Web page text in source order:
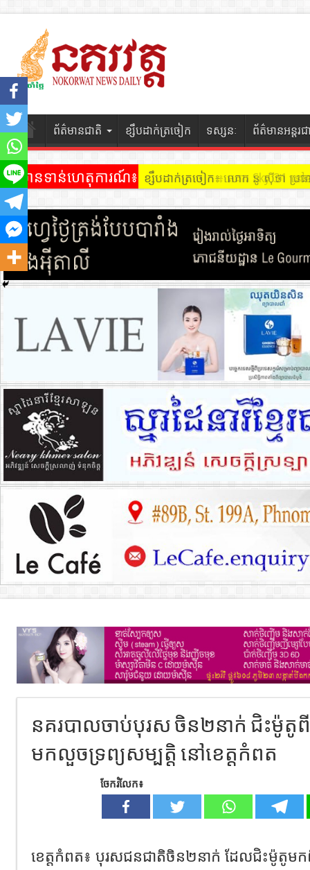
ព័ត៌មានជាតិ ខ្សឹបដាក់ត្រចៀក ទស្សនៈ ព័ត៌មានអន្តរជ
ព័ត៌មានទាន់ហេតុការណ៍៖ ខ្សឹបដាក់ត្រចៀក ៖ អគារ Sky 31
នគរបាលចាប់បុរស ចិន២នាក់ ជិះម៉ូតូ
មកលួចទ្រព្យសម្បត្តិ នៅខេត្តកំពត
ចែករំលែក៖
ខេត្តកំពត៖ បុរសជនជាតិចិន២នាក់ ដែលជិះម៉ូតូម